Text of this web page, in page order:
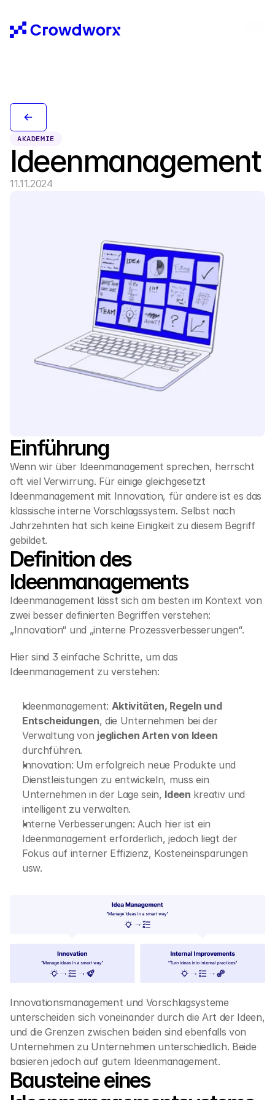
AKADEMIE
Ideenmanagement
11.11.2024
Einführung
Wenn wir über Ideenmanagement sprechen, herrscht
oft viel Verwirrung. Für einige gleichgesetzt
Ideenmanagement mit Innovation, für andere ist es das
klassische interne Vorschlagssystem. Selbst nach
Jahrzehnten hat sich keine Einigkeit zu diesem Begriff
gebildet.
Definition des
Ideenmanagements
Ideenmanagement lässt sich am besten im Kontext von
zwei besser definierten Begriffen verstehen:
„Innovation“ und „interne Prozessverbesserungen“.
Hier sind 3 einfache Schritte, um das
Ideenmanagement zu verstehen:
Ideenmanagement: Aktivitäten, Regeln und
Entscheidungen, die Unternehmen bei der
Verwaltung von jeglichen Arten von Ideen
durchführen.
Innovation: Um erfolgreich neue Produkte und
Dienstleistungen zu entwickeln, muss ein
Unternehmen in der Lage sein, Ideen kreativ und
intelligent zu verwalten.
Interne Verbesserungen: Auch hier ist ein
Ideenmanagement erforderlich, jedoch liegt der
Fokus auf interner Effizienz, Kosteneinsparungen
usw.
Innovationsmanagement und Vorschlagsysteme
unterscheiden sich voneinander durch die Art der Ideen,
und die Grenzen zwischen beiden sind ebenfalls von
Unternehmen zu Unternehmen unterschiedlich. Beide
basieren jedoch auf gutem Ideenmanagement.
Bausteine eines